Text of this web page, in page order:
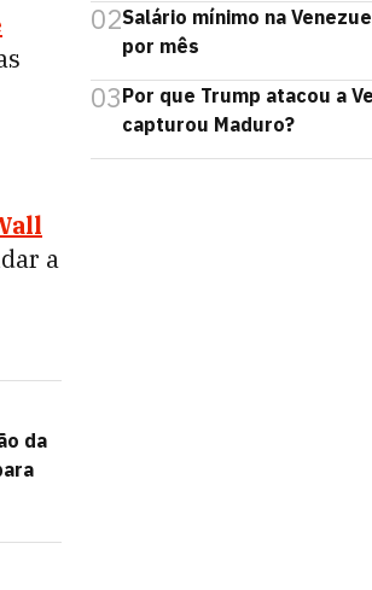
a
da
02Salário mínimo na
por mês
03Por que Trump atacou a
capturou Maduro?